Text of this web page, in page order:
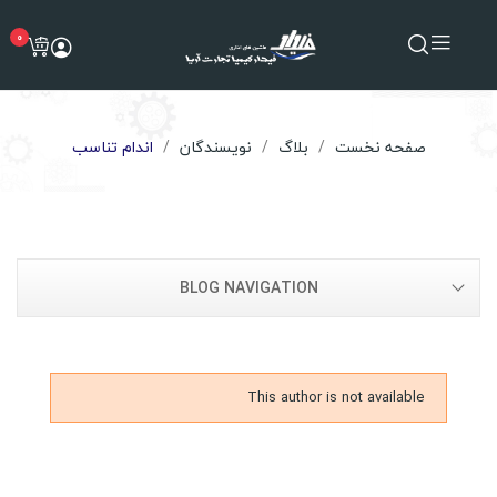
0
صفحه نخست بلاگ نویسندگان اندام تناسب
BLOG NAVIGATION
This author is not available